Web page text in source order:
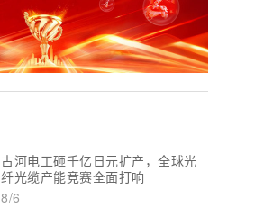
古河电工砸千亿日元扩产，全球光
纤光缆产能竞赛全面打响
8/6